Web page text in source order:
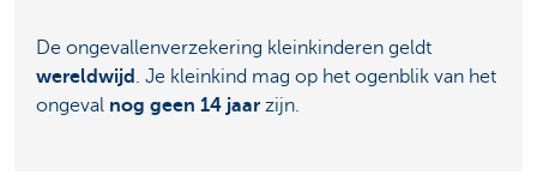
De ongevallenverzekering kleinkinderen geldt
wereldwijd
. Je kleinkind mag op het ogenblik van het
ongeval nog geen 14 jaar zijn.